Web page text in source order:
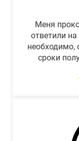
Меня
ответили
необходимо,
сроки